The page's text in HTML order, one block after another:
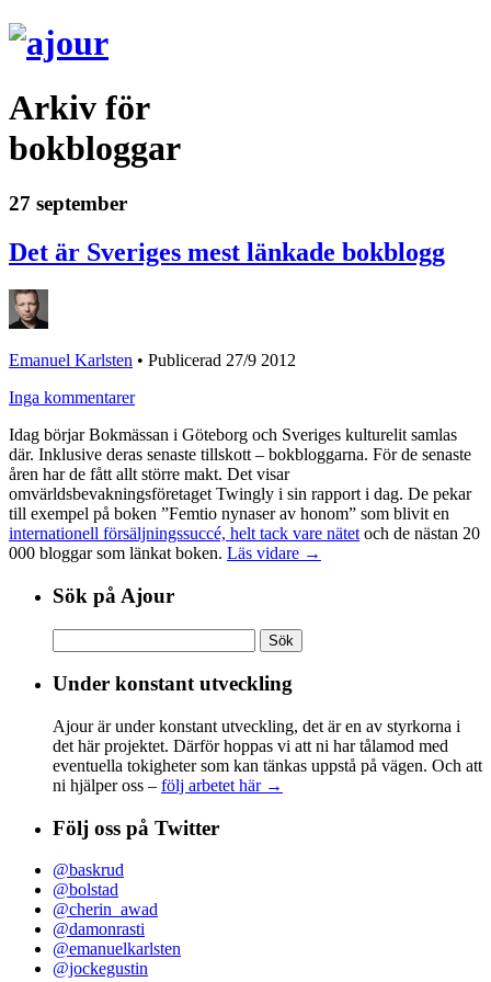
Arkiv för
bokbloggar
27 september
Det är Sveriges mest länkade bokblogg
Emanuel Karlsten • Publicerad 27/9 2012
Inga kommentarer
Idag börjar Bokmässan i Göteborg och Sveriges kulturelit samlas
där. Inklusive deras senaste tillskott – bokbloggarna. För de senaste
åren har de fått allt större makt. Det visar
omvärldsbevakningsföretaget Twingly i sin rapport i dag. De pekar
till exempel på boken ”Femtio nynaser av honom” som blivit en
internationell försäljningssuccé, helt tack vare nätet och de nästan 20
000 bloggar som länkat boken. Läs vidare →
Sök på Ajour
efter:
Under konstant utveckling
Ajour är under konstant utveckling, det är en av styrkorna i
det här projektet. Därför hoppas vi att ni har tålamod med
eventuella tokigheter som kan tänkas uppstå på vägen. Och att
ni hjälper oss – följ arbetet här →
Följ oss på Twitter
@baskrud
@bolstad
@cherin_awad
@damonrasti
@emanuelkarlsten
@jockegustin